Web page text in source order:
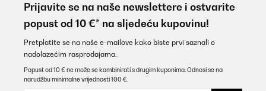
Prijavite se na naše newslettere i ostvarite
popust od 10 €* na sljedeću kupovinu!
Pretplatite se na naše e-mailove kako biste prvi saznali o
nadolazećim rasprodajama.
Popust od 10 € ne može se kombinirati s drugim kuponima. Odnosi se na
narudžbu minimalne vrijednosti 100 €.